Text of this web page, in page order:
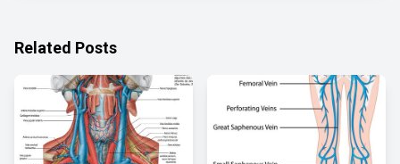
Related Posts